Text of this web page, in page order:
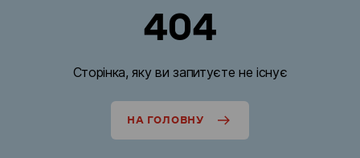
404
Сторінка, яку ви запитуєте не існує
НА ГОЛОВНУ